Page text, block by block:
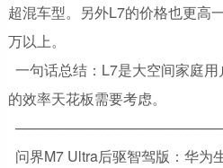
超混车型。另外L7的价格也更高
万以上。
一句话总结：L7是大空间家庭
的效率天花板需要考虑。
问界M7 Ultra后驱智驾版：华为